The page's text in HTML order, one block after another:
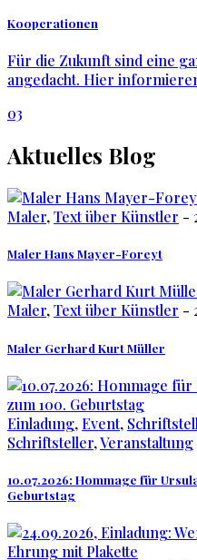
Kooperationen
Für die Zukunft sind eine
angedacht. Hier
03
Aktuelles Blog
Maler,Text über Künstler -
Maler Hans Mayer-Foreyt
Maler,Text über Künstler -
Maler Gerhard Kurt Müller
Einladung,Event,
Schriftsteller,Veranstaltung
10.07.2026: Hommage für
Geburtstag